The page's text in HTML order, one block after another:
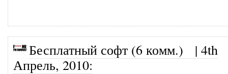
Бесплатный софт (6 комм.) | 4th
Апрель, 2010: